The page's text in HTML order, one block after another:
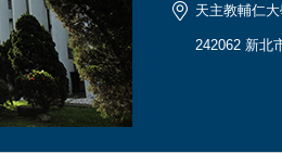
天主教輔仁
242062 新北